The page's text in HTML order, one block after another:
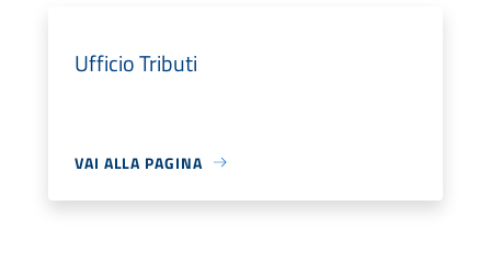
Ufficio Tributi
VAI ALLA PAGINA